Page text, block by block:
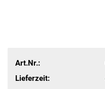
Art.Nr.:
Lieferzeit: